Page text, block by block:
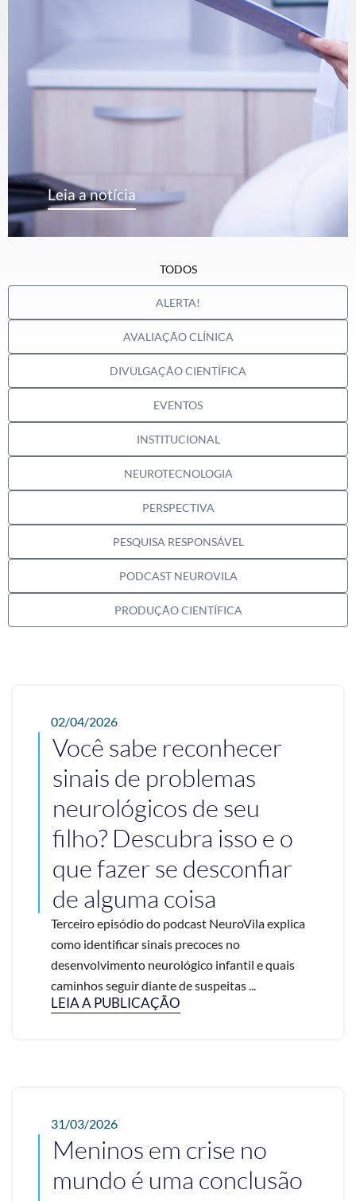
Leia a notícia
ALERTA!
AVALIAÇÃO CLÍNICA
DIVULGAÇÃO CIENTÍFICA
EVENTOS
INSTITUCIONAL
NEUROTECNOLOGIA
PERSPECTIVA
PESQUISA RESPONSÁVEL
PODCAST NEUROVILA
PRODUÇÃO CIENTÍFICA
TODOS
02/04/2026
Você sabe reconhecer
sinais de problemas
neurológicos de seu
filho? Descubra isso e o
que fazer se desconfiar
de alguma coisa
Terceiro episódio do podcast NeuroVila explica
como identificar sinais precoces no
desenvolvimento neurológico infantil e quais
caminhos seguir diante de suspeitas ...
LEIA A PUBLICAÇÃO
31/03/2026
Meninos em crise no
mundo é uma conclusão